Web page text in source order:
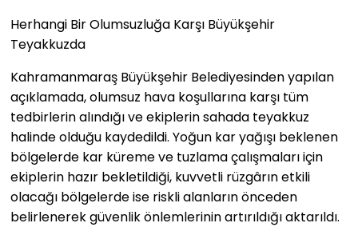
Herhangi Bir Olumsuzluğa Karşı Büyükşehir
Teyakkuzda
Kahramanmaraş Büyükşehir Belediyesinden yapılan
açıklamada, olumsuz hava koşullarına karşı tüm
tedbirlerin alındığı ve ekiplerin sahada teyakkuz
halinde olduğu kaydedildi. Yoğun kar yağışı beklenen
bölgelerde kar küreme ve tuzlama çalışmaları için
ekiplerin hazır bekletildiği, kuvvetli rüzgârın etkili
olacağı bölgelerde ise riskli alanların önceden
belirlenerek güvenlik önlemlerinin artırıldığı aktarıldı.